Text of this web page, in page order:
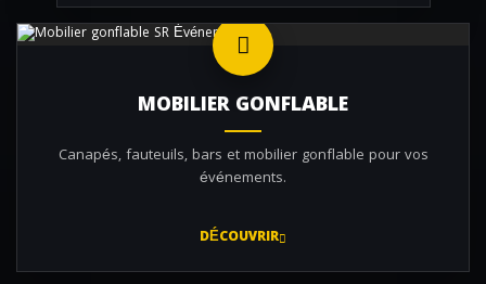
MOBILIER GONFLABLE
Canapés, fauteuils, bars et mobilier gonflable pour vos
événements.
DÉCOUVRIR